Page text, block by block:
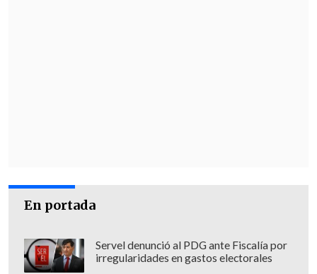
En portada
Servel denunció al PDG ante Fiscalía por
irregularidades en gastos electorales